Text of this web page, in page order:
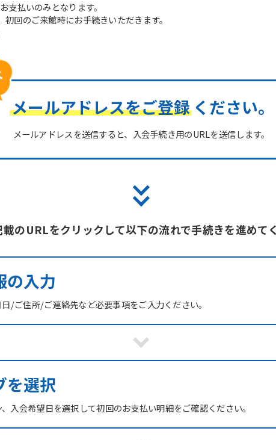
払いのみとなります。
回のご来館時にお手続きいただきます。
メールアドレスをご登録 ください。
メールアドレスを送信すると、入会手続き用のURLを送信します。
のURLをクリックして以下の流れで手続きを進めて
の入力
/ご住所/ご連絡先など必要事項をご入力ください。
を選択
入会希望日を選択して初回のお支払い明細をご確認ください。